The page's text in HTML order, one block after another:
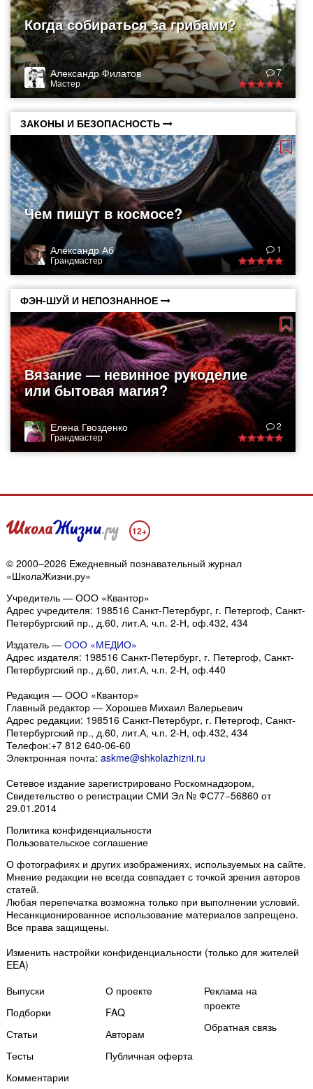
Когда собираться за грибами?
Календарь грибника
Александр Филатов
Мастер
7
ЗАКОНЫ И БЕЗОПАСНОСТЬ
Чем пишут в космосе?
Александр Аб
Грандмастер
1
ФЭН-ШУЙ И НЕПОЗНАННОЕ
Вязание — невинное рукоделие
или бытовая магия?
Елена Гвозденко
Грандмастер
2
12+
© 2000–2026 Ежедневный познавательный журнал
«ШколаЖизни.ру»
Учредитель — ООО «Квантор»
Адрес учредителя: 198516 Санкт-Петербург, г. Петергоф, Санкт-
Петербургский пр., д.60, лит.А, ч.п. 2-Н, оф.432, 434
Издатель — ООО «МЕДИО»
Адрес издателя: 198516 Санкт-Петербург, г. Петергоф, Санкт-
Петербургский пр., д.60, лит.А, ч.п. 2-Н, оф.440
Редакция — ООО «Квантор»
Главный редактор — Хорошев Михаил Валерьевич
Адрес редакции: 198516 Санкт-Петербург, г. Петергоф, Санкт-
Петербургский пр., д.60, лит.А, ч.п. 2-Н, оф.432, 434
Телефон:+7 812 640-06-60
Электронная почта: askme@shkolazhizni.ru
Сетевое издание зарегистрировано Роскомнадзором,
Свидетельство о регистрации СМИ Эл № ФС77−56860 от
29.01.2014
Политика конфиденциальности
Пользовательское соглашение
О фотографиях и других изображениях, используемых на сайте.
Мнение редакции не всегда совпадает с точкой зрения авторов
статей.
Любая перепечатка возможна только при выполнении условий.
Несанкционированное использование материалов запрещено.
Все права защищены.
Изменить настройки конфиденциальности (только для жителей
EEA)
Выпуски
Подборки
Статьи
Тесты
Комментарии
О проекте
FAQ
Авторам
Публичная оферта
Реклама на
проекте
Обратная связь